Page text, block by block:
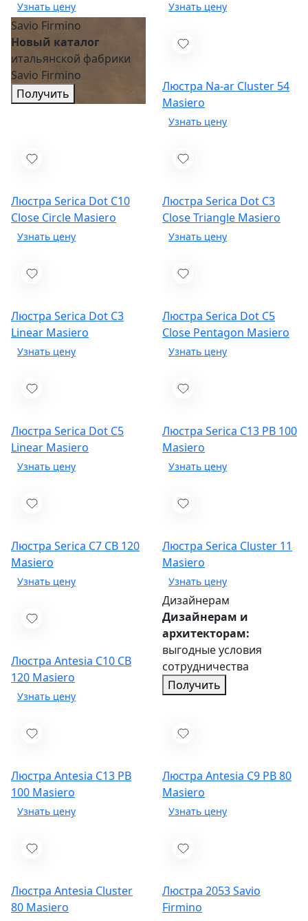
Savio Firmino
Новый каталог
итальянской фабрики
Savio Firmino
Получить
Люстра Na-ar Cluster 54
Masiero
Люстра Serica Dot C10
Close Circle Masiero
Люстра Serica Dot C3
Close Triangle Masiero
Люстра Serica Dot C3
Linear Masiero
Люстра Serica Dot C5
Close Pentagon Masiero
Люстра Serica Dot C5
Linear Masiero
Люстра Serica C13 PB 100
Masiero
Люстра Serica C7 CB 120
Masiero
Люстра Serica Cluster 11
Masiero
Люстра Antesia C10 CB
120 Masiero
Дизайнерам
Дизайнерам и
архитекторам:
выгодные условия
сотрудничества
Получить
Люстра Antesia C13 PB
100 Masiero
Люстра Antesia C9 PB 80
Masiero
Люстра Antesia Cluster
80 Masiero
Люстра 2053Savio
Firmino